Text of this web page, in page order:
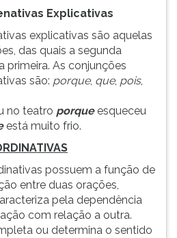
Explicativas
explicativas são aquelas
das quais a segunda
primeira. As conjunções
são: porque, que, pois,
no teatro porqueesqueceu
está muito frio.
possuem a função de
entre duas orações,
pela dependência
com relação a outra.
ou determina o sentido